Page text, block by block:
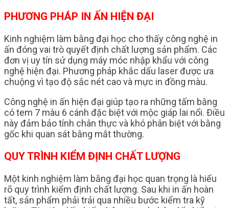
PHƯƠNG PHÁP IN ẤN HIỆN ĐẠI
Kinh nghiệm làm bằng đại học cho thấy công nghệ in
ấn đóng vai trò quyết định chất lượng sản phẩm. Các
đơn vị uy tín sử dụng máy móc nhập khẩu với công
nghệ hiện đại. Phương pháp khắc dấu laser được ưa
chuộng vì tạo độ sắc nét cao và mực in đồng màu.
Công nghệ in ấn hiện đại giúp tạo ra những tấm bằng
có tem 7 màu 6 cánh đặc biệt với mộc giáp lai nổi. Điều
này đảm bảo tính chân thực và khó phân biệt với bằng
gốc khi quan sát bằng mắt thường.
QUY TRÌNH KIỂM ĐỊNH CHẤT LƯỢNG
Một kinh nghiệm làm bằng đại học quan trọng là hiểu
rõ quy trình kiểm định chất lượng. Sau khi in ấn hoàn
tất, sản phẩm phải trải qua nhiều bước kiểm tra kỹ